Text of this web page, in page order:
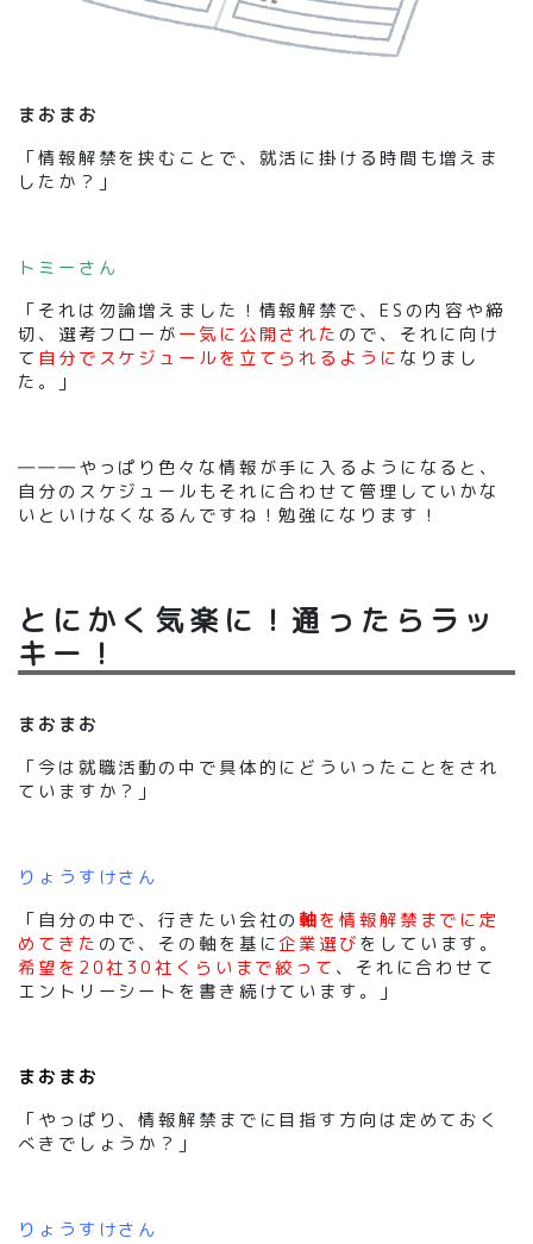
まおまお
「情報解禁を挟むことで、就活に掛ける時間も増えま
したか？」
トミーさん
「それは勿論増えました！情報解禁で、ESの内容や締
切、選考フローが 一気に公開された ので、それに向け
て 自分でスケジュールを立てられるように なりまし
た。」
―――やっぱり色々な情報が手に入るようになると、
自分のスケジュールもそれに合わせて管理していかな
いといけなくなるんですね！勉強になります！
とにかく気楽に！通ったらラッ
キー！
まおまお
「今は就職活動の中で具体的にどういったことをされ
ていますか？」
りょうすけさん
「自分の中で、行きたい会社の 軸を情報解禁までに定
めてきた ので、その軸を基に 企業選び をしています。
希望を20社30社くらいまで絞って 、それに合わせて
エントリーシートを書き続けています。」
まおまお
「やっぱり、情報解禁までに目指す方向は定めておく
べきでしょうか？」
りょうすけさん